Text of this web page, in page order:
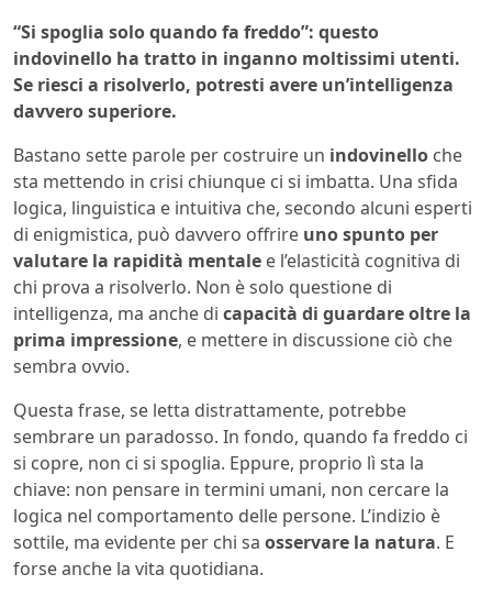
“Si spoglia solo quando fa freddo”: questo
indovinello ha tratto in inganno moltissimi utenti.
Se riesci a risolverlo, potresti avere un’intelligenza
davvero superiore.
Bastano sette parole per costruire un indovinello che
sta mettendo in crisi chiunque ci si imbatta. Una sfida
logica, linguistica e intuitiva che, secondo alcuni esperti
di enigmistica, può davvero offrire uno spunto per
valutare la rapidità mentale e l’elasticità cognitiva di
chi prova a risolverlo. Non è solo questione di
intelligenza, ma anche di capacità di guardare oltre la
prima impressione, e mettere in discussione ciò che
sembra ovvio.
Questa frase, se letta distrattamente, potrebbe
sembrare un paradosso. In fondo, quando fa freddo ci
si copre, non ci si spoglia. Eppure, proprio lì sta la
chiave: non pensare in termini umani, non cercare la
logica nel comportamento delle persone. L’indizio è
sottile, ma evidente per chi sa osservare la natura. E
forse anche la vita quotidiana.